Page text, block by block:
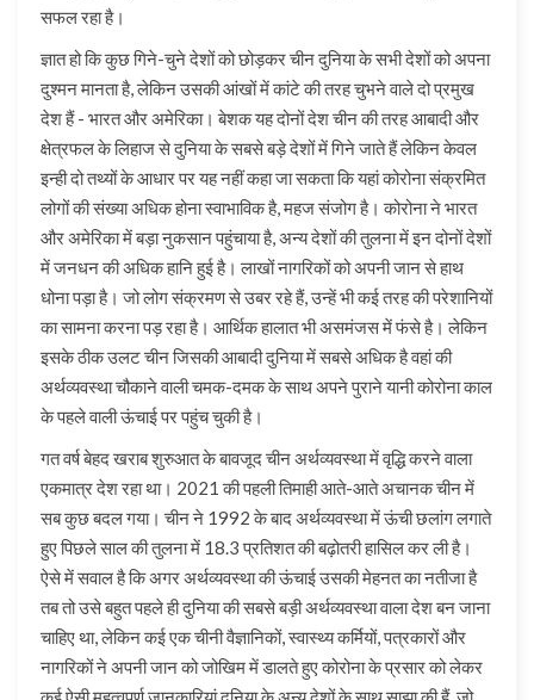
सफल रहा है।
ज्ञात हो कि कुछ गिने-चुने देशों को छोड़कर चीन दुनिया के सभी देशों को अपना
दुश्मन मानता है, लेकिन उसकी आंखों में कांटे की तरह चुभने वाले दो प्रमुख
देश हैं - भारत और अमेरिका। बेशक यह दोनों देश चीन की तरह आबादी और
क्षेत्रफल के लिहाज से दुनिया के सबसे बड़े देशों में गिने जाते हैं लेकिन केवल
इन्ही दो तथ्यों के आधार पर यह नहीं कहा जा सकता कि यहां कोरोना संक्रमित
लोगों की संख्या अधिक होना स्वाभाविक है, महज संजोग है। कोरोना ने भारत
और अमेरिका में बड़ा नुकसान पहुंचाया है, अन्य देशों की तुलना में इन दोनों देशों
में जनधन की अधिक हानि हुई है। लाखों नागरिकों को अपनी जान से हाथ
धोना पड़ा है। जो लोग संक्रमण से उबर रहे हैं, उन्हें भी कई तरह की परेशानियों
का सामना करना पड़ रहा है। आर्थिक हालात भी असमंजस में फंसे है। लेकिन
इसके ठीक उलट चीन जिसकी आबादी दुनिया में सबसे अधिक है वहां की
अर्थव्यवस्था चौकाने वाली चमक-दमक के साथ अपने पुराने यानी कोरोना काल
के पहले वाली ऊंचाई पर पहुंच चुकी है।
गत वर्ष बेहद खराब शुरुआत के बावजूद चीन अर्थव्यवस्था में वृद्धि करने वाला
एकमात्र देश रहा था। 2021 की पहली तिमाही आते-आते अचानक चीन में
सब कुछ बदल गया। चीन ने 1992 के बाद अर्थव्यवस्था में ऊंची छलांग लगाते
हुए पिछले साल की तुलना में 18.3 प्रतिशत की बढ़ोतरी हासिल कर ली है।
ऐसे में सवाल है कि अगर अर्थव्यवस्था की ऊंचाई उसकी मेहनत का नतीजा है
तब तो उसे बहुत पहले ही दुनिया की सबसे बड़ी अर्थव्यवस्था वाला देश बन जाना
चाहिए था, लेकिन कई एक चीनी वैज्ञानिकों, स्वास्थ्य कर्मियों, पत्रकारों और
नागरिकों ने अपनी जान को जोखिम में डालते हुए कोरोना के प्रसार को लेकर